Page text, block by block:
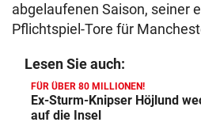
abgelaufenen Saison, seiner
Pflichtspiel-Tore für
Lesen Sie auch:
FÜR ÜBER 80 MILLIONEN!
Ex-Sturm-Knipser Höjlund
auf die Insel